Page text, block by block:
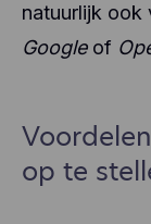
natuurlijk ook
Googleof
op te